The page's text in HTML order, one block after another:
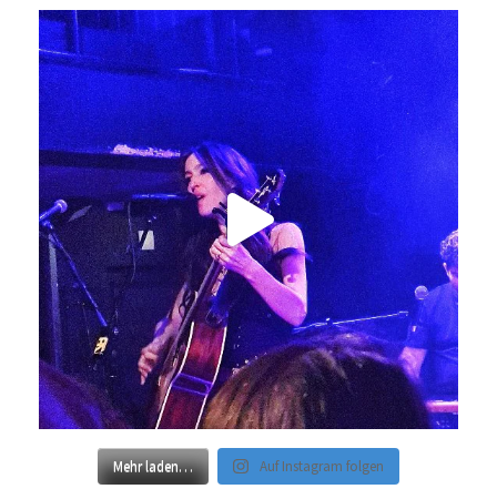
Mehr laden… Auf Instagram folgen